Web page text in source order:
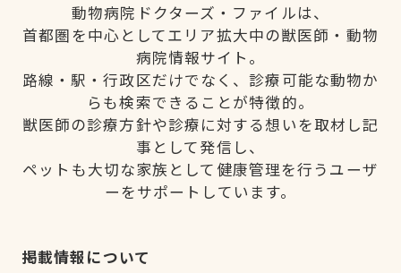
動物病院ドクターズ・ファイルは、
首都圏を中心としてエリア拡大中の獣医師・動物
病院情報サイト。
路線・駅・行政区だけでなく、診療可能な動物か
らも検索できることが特徴的。
獣医師の診療方針や診療に対する想いを取材し記
事として発信し、
ペットも大切な家族として健康管理を行うユーザ
ーをサポートしています。
掲載情報について